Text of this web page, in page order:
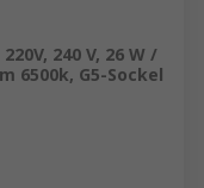
240 V, 26 W /
6500k, G5-Sockel